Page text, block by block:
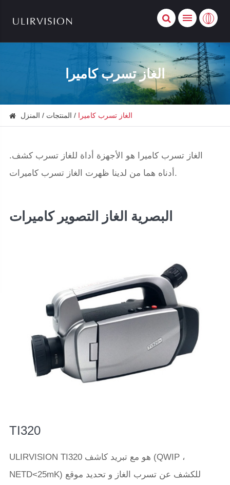
الغاز تسرب كاميرا
المنزل المنتجات الغاز تسرب كاميرا
الغاز تسرب كاميرا هو الأجهزة أداة للغاز تسرب كشف.
أدناه هما من لدينا ظهرت الغاز تسرب كاميرات.
البصرية الغاز التصوير كاميرات
TI320
ULIRVISION TI320 هو مع تبريد كاشف (QWIP ،
NETD<25mK) للكشف عن تسرب الغاز و تحديد موقع